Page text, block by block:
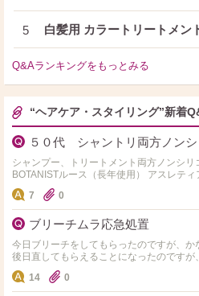
5 白髪用 カラートリートメン
Q&Aランキングをもっとみる
“ヘアケア・スタイリング”新着
５０代 シャントリ両方ノン
シャンプー、トリートメント両方ノンシ
BOTANISTルース（長年使用） アスレテ
グを 使用中です 基本的にはトリート…
7 0
ブリーチムラ応急処置
今日ブリーチをしてもらったのですが、か
後日直してもらえることになったのです
しでもマシになる方法があれば教えて頂き
14 0